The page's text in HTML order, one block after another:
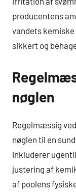
producentens
vandets
sikkert og
nøglen
Regelmæssig
nøglen til en
inkluderer
justering af
af poolens